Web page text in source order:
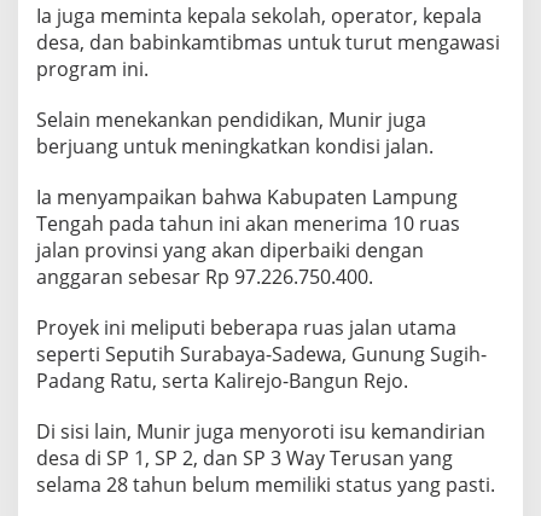
m
p
u
T
e
a
h
Ia juga meminta kepala sekolah, operator, kepala
desa, dan babinkamtibmas untuk turut mengawasi
program ini.
Selain menekankan pendidikan, Munir juga
berjuang untuk meningkatkan kondisi jalan.
Ia menyampaikan bahwa Kabupaten Lampung
Tengah pada tahun ini akan menerima 10 ruas
jalan provinsi yang akan diperbaiki dengan
anggaran sebesar Rp 97.226.750.400.
Proyek ini meliputi beberapa ruas jalan utama
seperti Seputih Surabaya-Sadewa, Gunung Sugih-
Padang Ratu, serta Kalirejo-Bangun Rejo.
Di sisi lain, Munir juga menyoroti isu kemandirian
desa di SP 1, SP 2, dan SP 3 Way Terusan yang
selama 28 tahun belum memiliki status yang pasti.